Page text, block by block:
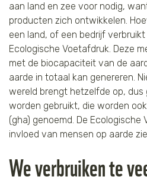
aan land en zee voor nodig,
producten zich ontwikkelen.
een land, of een bedrijf
Ecologische Voetafdruk. Deze
met de biocapaciteit van de
aarde in totaal kan genereren.
wereld brengt hetzelfde op, dus
worden gebruikt, die worden
(gha) genoemd. De Ecologische
invloed van mensen op aarde
We verbruiken te
Olifant
Orang-oetan
Panda
Steur
Tijger
Walvis